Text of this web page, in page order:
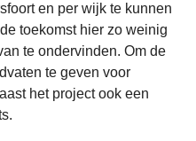
en per wijk te kunnen
toekomst hier zo weinig
te ondervinden. Om de
te geven voor
het project ook een